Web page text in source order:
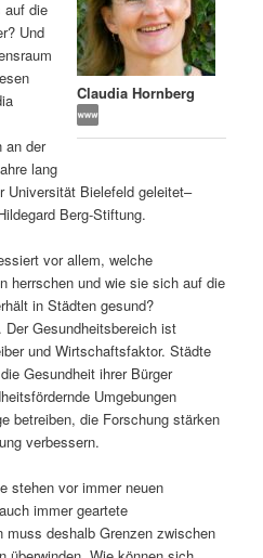
Claudia Hornberg
auf die
Und
an der
lang
Universität Bielefeld geleitet–
Berg-Stiftung.
vor allem, welche
herrschen und wie sie sich auf die
in Städten gesund?
Gesundheitsbereich ist
und Wirtschaftsfaktor. Städte
Gesundheit ihrer Bürger
Umgebungen
betreiben, die Forschung stärken
verbessern.
stehen vor immer neuen
immer geartete
deshalb Grenzen zwischen